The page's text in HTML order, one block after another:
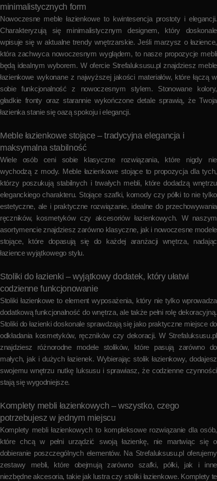
minimalistycznych form
Nowoczesne meble łazienkowe to kwintesencja prostoty i elegancji.
Charakteryzują się minimalistycznym designem, który doskonale
wpisuje się w aktualne trendy wnętrzarskie. Jeśli marzysz o łazience,
która zachwyca nowoczesnym wyglądem, to nasze propozycje mebli
będą idealnym wyborem. W ofercie Strefaluksusu.pl znajdziesz meble
łazienkowe wykonane z najwyższej jakości materiałów, które łączą w
sobie funkcjonalność z nowoczesnym stylem. Stonowane kolory,
gładkie fronty oraz starannie wykończone detale sprawią, że Twoja
łazienka stanie się oazą spokoju i elegancji.
Meble łazienkowe stojące – tradycyjna elegancja i
maksymalna stabilność
Wiele osób ceni sobie klasyczne rozwiązania, które nigdy nie
wychodzą z mody. Meble łazienkowe stojące to propozycja dla tych,
którzy poszukują stabilnych i trwałych mebli, które dodadzą wnętrzu
eleganckiego charakteru. Stojące szafki, komody czy półki to nie tylko
estetyczne, ale i praktyczne rozwiązanie, idealne do przechowywania
ręczników, kosmetyków czy akcesoriów łazienkowych. W naszym
asortymencie znajdziesz zarówno klasyczne, jak i nowoczesne modele
stojące, które dopasują się do każdej aranżacji wnętrza, nadając
łazience wyjątkowego stylu.
Stoliki do łazienki – wyjątkowy dodatek, który ułatwi
codzienne funkcjonowanie
Stoliki łazienkowe to element wyposażenia, który nie tylko wprowadza
dodatkową funkcjonalność do wnętrza, ale także pełni rolę dekoracyjną.
Stoliki do łazienki doskonale sprawdzają się jako praktyczne miejsce do
odkładania kosmetyków, ręczników czy dekoracji. W Strefaluksusu.pl
znajdziesz różnorodne modele stolików, które pasują zarówno do
małych, jak i dużych łazienek. Wybierając stolik łazienkowy, dodajesz
swojemu wnętrzu nutkę luksusu i sprawiasz, że codzienne czynności
stają się wygodniejsze.
Komplety mebli łazienkowych – wszystko, czego
potrzebujesz w jednym miejscu
Komplety mebli łazienkowych to kompleksowe rozwiązanie dla osób,
które chcą w pełni urządzić swoją łazienkę, nie martwiąc się o
dobieranie poszczególnych elementów. Na Strefaluksusu.pl oferujemy
zestawy mebli, które obejmują zarówno szafki, półki, jak i inne
niezbędne akcesoria, takie jak lustra czy stoliki łazienkowe. Komplety te